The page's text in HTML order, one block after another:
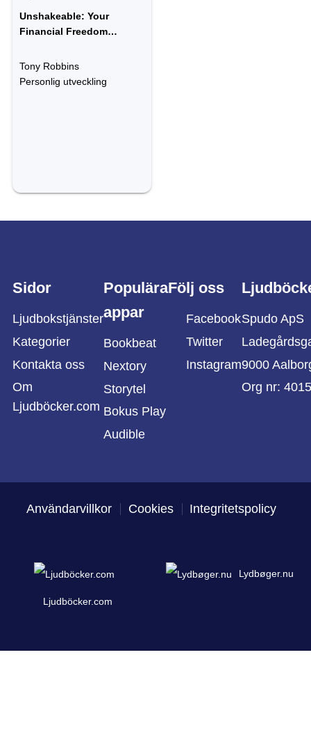
Unshakeable: Your
Financial Freedom
Tony Robbins
Personlig utveckling
Sidor
Ljudbokstjänster
Kategorier
Kontakta oss
Om
Ljudböcker.com
Populära
appar
Bookbeat
Nextory
Storytel
Bokus Play
Audible
Följ oss
Facebook
Twitter
Instagram
Spudo ApS
9000
Org nr:
Användarvillkor Cookies Integritetspolicy
Ljudböcker.com
Lydbøger.nu